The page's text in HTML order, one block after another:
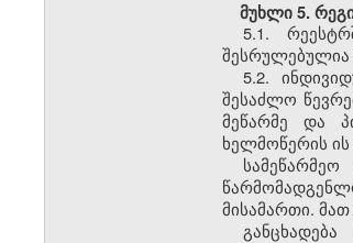
მუხლი 5.
5.1.
შესრულებულია
5.2.
შესაძლო
მეწარმე და
ხელმოწერის ის
მისამართი.